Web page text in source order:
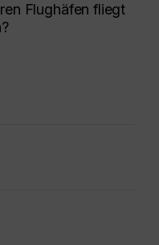
Flughäfen fliegt